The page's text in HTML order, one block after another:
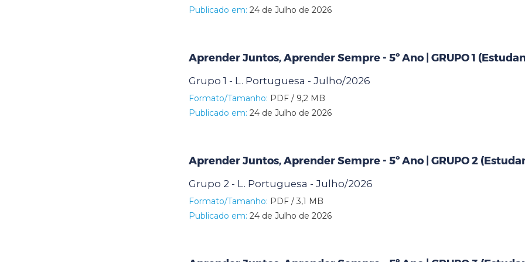
Publicado em: 24 de Julho de 2026
Aprender Juntos, Aprender Sempre - 5º Ano | GRUPO 1
Grupo 1 - L. Portuguesa - Julho/2026
Formato/Tamanho: PDF / 9,2 MB
Publicado em: 24 de Julho de 2026
Aprender Juntos, Aprender Sempre - 5º Ano | GRUPO 2
Grupo 2 - L. Portuguesa - Julho/2026
Formato/Tamanho: PDF / 3,1 MB
Publicado em: 24 de Julho de 2026